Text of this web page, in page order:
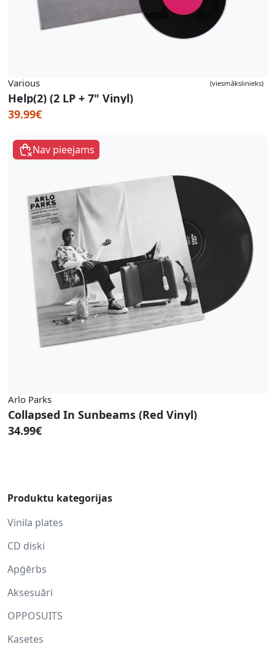
Various (viesmākslinieks)
Help(2) (2 LP + 7" Vinyl)
39.99€
Nav pieejams
Arlo Parks
Collapsed In Sunbeams (Red Vinyl)
34.99€
Produktu kategorijas
Vinila plates
CD diski
Apģērbs
Aksesuāri
OPPOSUITS
Kasetes